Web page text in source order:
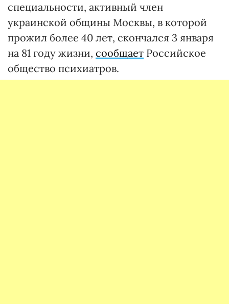
специальности, активный член
украинской общины Москвы, в которой
прожил более 40 лет, скончался 3 января
на 81 году жизни, сообщает Российское
общество психиатров.